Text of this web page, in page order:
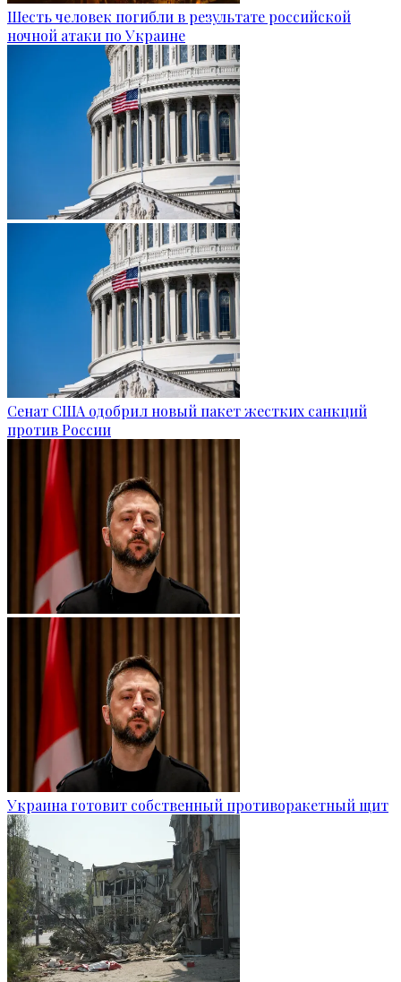
Шесть человек погибли в результате российской
ночной атаки по Украине
Сенат США одобрил новый пакет жестких санкций
против России
Украина готовит собственный противоракетный щит